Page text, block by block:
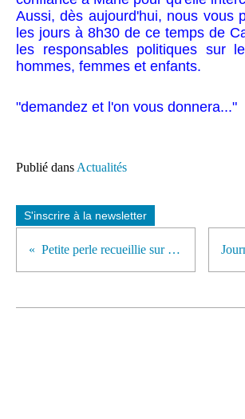
Aussi, dès aujourd'hui, nous vous
les jours à 8h30 de ce temps de
les responsables politiques sur
hommes, femmes et enfants.
"demandez et l'on vous donnera..."
Publié dans Actualités
S'inscrire à la newsletter
Petite perle recueillie sur KTO !